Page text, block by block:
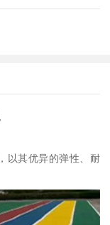
以其优异的弹性、耐